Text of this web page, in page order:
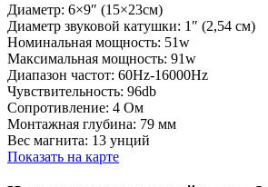
Диаметр: 6×9″ (15×23см)
Диаметр звуковой катушки: 1″ (2,54 cм)
Номинальная мощность: 51w
Максимальная мощность: 91w
Диапазон частот: 60Hz-16000Hz
Чувствительность: 96db
Сопротивление: 4 Ом
Монтажная глубина: 79 мм
Вес магнита: 13 унций
Показать на карте